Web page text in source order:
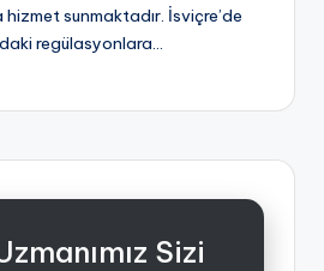
hizmet sunmaktadır. İsviçre’de
regülasyonlara…
Sizi